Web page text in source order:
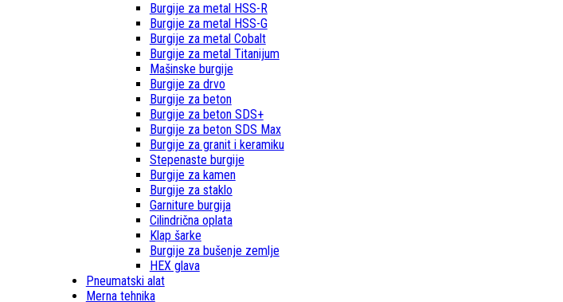
Burgije za metal HSS-R
Burgije za metal HSS-G
Burgije za metal Cobalt
Burgije za metal Titanijum
Mašinske burgije
Burgije za drvo
Burgije za beton
Burgije za beton SDS+
Burgije za beton SDS Max
Burgije za granit i keramiku
Stepenaste burgije
Burgije za kamen
Burgije za staklo
Garniture burgija
Cilindrična oplata
Klap šarke
Burgije za bušenje zemlje
HEX glava
Pneumatski alat
Merna tehnika